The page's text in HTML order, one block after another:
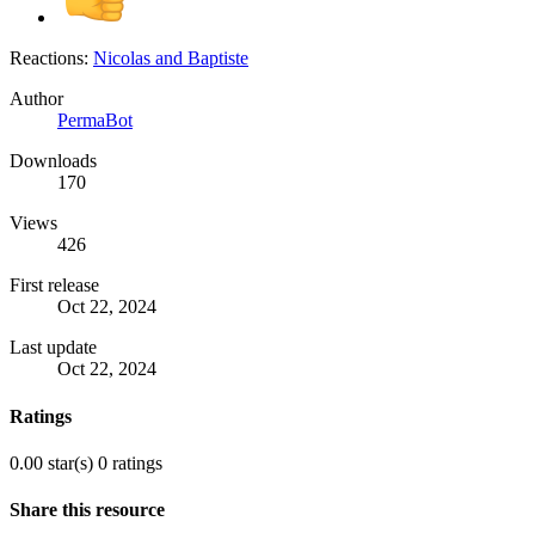
Reactions: Nicolas and Baptiste
Author
PermaBot
Downloads
170
Views
426
First release
Oct 22, 2024
Last update
Oct 22, 2024
Ratings
0.00 star(s) 0 ratings
Share this resource